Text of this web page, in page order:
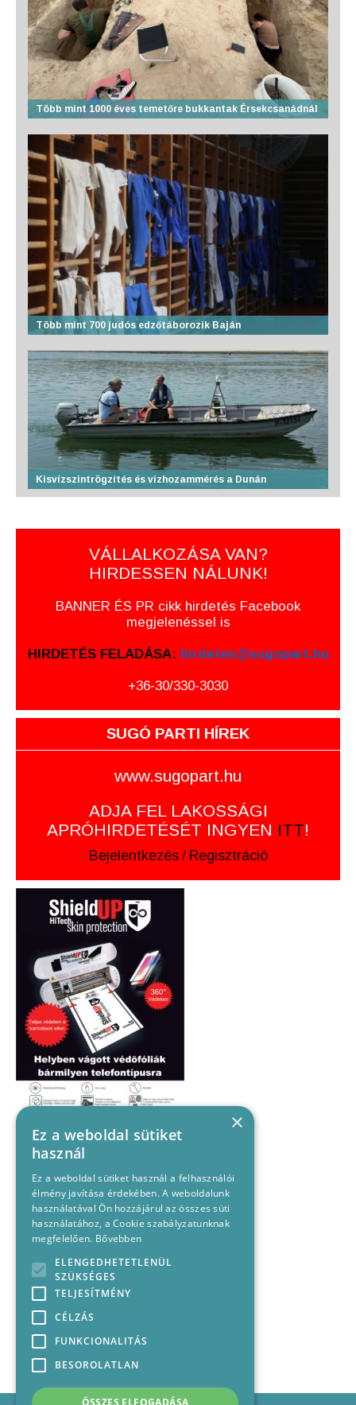
Több mint 1000 éves temetőre bukkantak Érsekcsanádnál
Több mint 700 judós edzőtáborozik Baján
Kisvízszintrögzítés és vízhozammérés a Dunán
VÁLLALKOZÁSA VAN?
HIRDESSEN NÁLUNK!
BANNER ÉS PR cikk hirdetés Facebook
megjelenéssel is
HIRDETÉS FELADÁSA: hirdetes@sugopart.hu
+36-30/330-3030
SUGÓ PARTI HÍREK
www.sugopart.hu
ADJA FEL LAKOSSÁGI
APRÓHIRDETÉSÉT INGYEN ITT!
Bejelentkezés / Regisztráció
×
Ez a weboldal sütiket
használ
Ez a weboldal sütiket használ a felhasználói
élmény javítása érdekében. A weboldalunk
használatával Ön hozzájárul az összes süti
használatához, a Cookie szabályzatunknak
megfelelően. Bővebben
ELENGEDHETETLENÜL
SZÜKSÉGES
TELJESÍTMÉNY
CÉLZÁS
FUNKCIONALITÁS
BESOROLATLAN
ÖSSZES ELFOGADÁSA